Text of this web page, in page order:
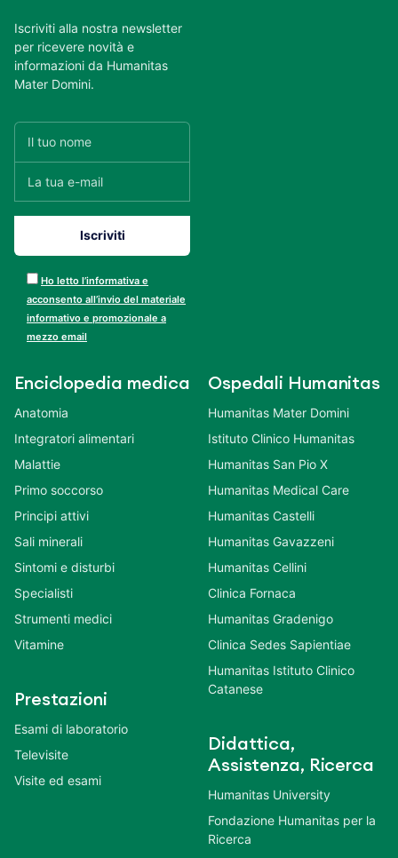
Iscriviti alla nostra newsletter
per ricevere novità e
informazioni da Humanitas
Mater Domini.
Ho letto l’informativa e
acconsento all’invio del materiale
informativo e promozionale a
mezzo email
Enciclopedia medica
Anatomia
Integratori alimentari
Malattie
Primo soccorso
Principi attivi
Sali minerali
Sintomi e disturbi
Specialisti
Strumenti medici
Vitamine
Prestazioni
Esami di laboratorio
Televisite
Visite ed esami
Ospedali Humanitas
Humanitas Mater Domini
Istituto Clinico Humanitas
Humanitas San Pio X
Humanitas Medical Care
Humanitas Castelli
Humanitas Gavazzeni
Humanitas Cellini
Clinica Fornaca
Humanitas Gradenigo
Clinica Sedes Sapientiae
Humanitas Istituto Clinico
Catanese
Didattica,
Assistenza, Ricerca
Humanitas University
Fondazione Humanitas per la
Ricerca